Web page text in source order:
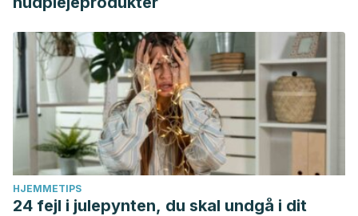
100. Disponible en:
https://www.sciencedirect.com/science/article/abs/pii/
Yoshida, S., Kasuga, S., Hayashİ, N. O. R. I. H. I. R. O.,
Ushiroguchi, T., Matsuura, H., & Nakagawa, S. (1987).
Antifungal activity of ajoene derived from garlic.
Applied
and Environmental Microbiology,53(3), 615-617. Disponible
en:
https://www.ncbi.nlm.nih.gov/pmc/articles/PMC203719/pdf/
0155.pdf
HJEMMETIPS
24 fejl i julepynten, du skal undgå i dit